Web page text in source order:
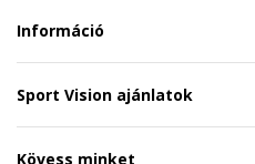
Információ
Sport Vision ajánlatok
Kövess minket